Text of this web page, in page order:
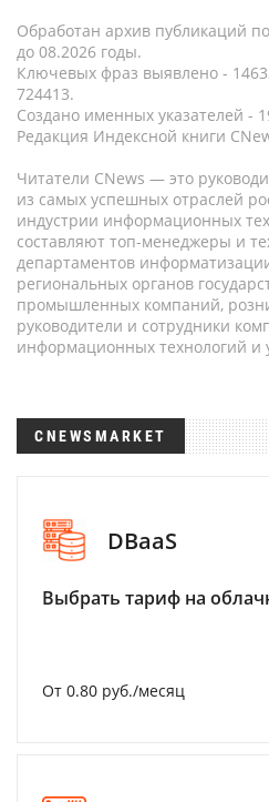
Обработан архив публикаций
до 08.2026 годы.
Ключевых фраз выявлено -
724413.
Создано именных указателей -
Редакция Индексной книги
Читатели CNews — это
из самых успешных отраслей
индустрии информационных
составляют топ-менеджеры и
департаментов
региональных органов
промышленных компаний,
руководители и сотрудники
информационных технологий и
CNEWSMARKET
DBaaS
Выбрать тариф на
От 0.80 руб./месяц